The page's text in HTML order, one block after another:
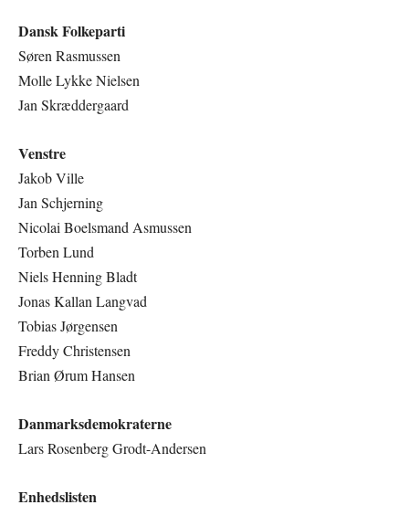
Dansk Folkeparti
Søren Rasmussen
Molle Lykke Nielsen
Jan Skræddergaard
Venstre
Jakob Ville
Jan Schjerning
Nicolai Boelsmand Asmussen
Torben Lund
Niels Henning Bladt
Jonas Kallan Langvad
Tobias Jørgensen
Freddy Christensen
Brian Ørum Hansen
Danmarksdemokraterne
Lars Rosenberg Grodt-Andersen
Enhedslisten